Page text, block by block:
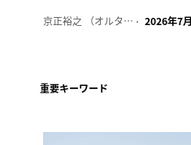
京正裕之 （オルタナ副編集長） 2026年7
重要キーワード